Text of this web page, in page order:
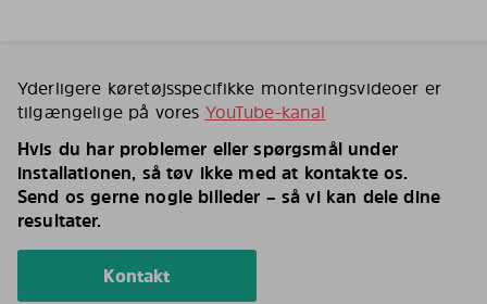
Yderligere køretøjsspecifikke monteringsvideoer er
tilgængelige på vores YouTube-kanal
Hvis du har problemer eller spørgsmål under
installationen, så tøv ikke med at kontakte os.
Send os gerne nogle billeder – så vi kan dele dine
resultater.
Kontakt